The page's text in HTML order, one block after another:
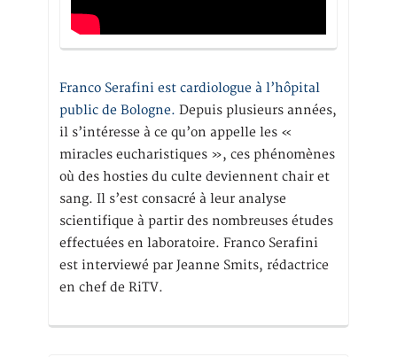
Franco Serafini est cardiologue à l’hôpital
public de Bologne. Depuis plusieurs années,
il s’intéresse à ce qu’on appelle les «
miracles eucharistiques », ces phénomènes
où des hosties du culte deviennent chair et
sang. Il s’est consacré à leur analyse
scientifique à partir des nombreuses études
effectuées en laboratoire. Franco Serafini
est interviewé par Jeanne Smits, rédactrice
en chef de RiTV.